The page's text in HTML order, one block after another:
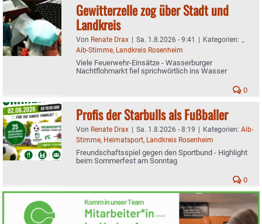
Gewitterzelle zog über Stadt und
Landkreis
Von Renate Drax Sa. 1.8.2026 - 9:41 Kategorien: .,
Aib-Stimme, Landkreis Rosenheim
Viele Feuerwehr-Einsätze - Wasserburger
Nachtflohmarkt fiel sprichwörtlich ins Wasser
0
Profis der Starbulls als Fußballer
Von Renate Drax Sa. 1.8.2026 - 8:19 Kategorien: Aib-
Stimme, Heimatsport, Landkreis Rosenheim
Freundschaftsspiel gegen den Sportbund - Highlight
beim Sommerfest am Sonntag
0